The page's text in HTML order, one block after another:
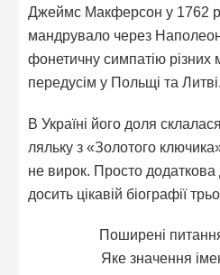
Джеймс Макферсон у 1762
мандрувало через
фонетичну симпатію різних
передусім у Польщі та Литві.
В Україні його доля
ляльку з «Золотого
не вирок. Просто додаткова
досить цікавій біографії
Поширені
Яке значення